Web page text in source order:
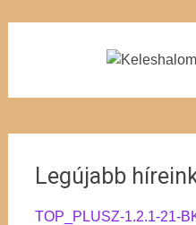
Legújabb
TOP_PLUSZ-1.2.1-21-